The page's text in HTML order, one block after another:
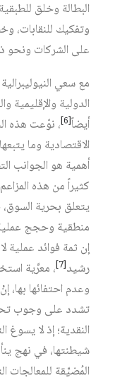
البطالة وخلق
وتفكيك للنقابات،
على الشركات ونحو
مع سعي
الدولية والإقليمية
أيضاً[6] ، نوّعت هذه
الاقتصادية وما
أهمية هو الجوانب
كثيراً من هذه
يتعلق بحرية
منطقية وحجج
إن ثمة فوائد عملية
رشيد[7] ، معرِّية
وعدم احتفائها بها،
تشدد على وجوب
النقدية؛ إذ لا يسوغ
شيطنتها، في نهج
المُضيِّقة للمعالجات